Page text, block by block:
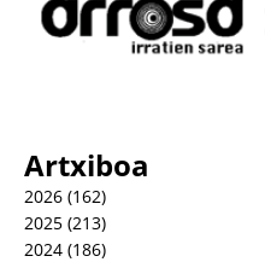
Artxiboa
2026 (162)
2025 (213)
2024 (186)